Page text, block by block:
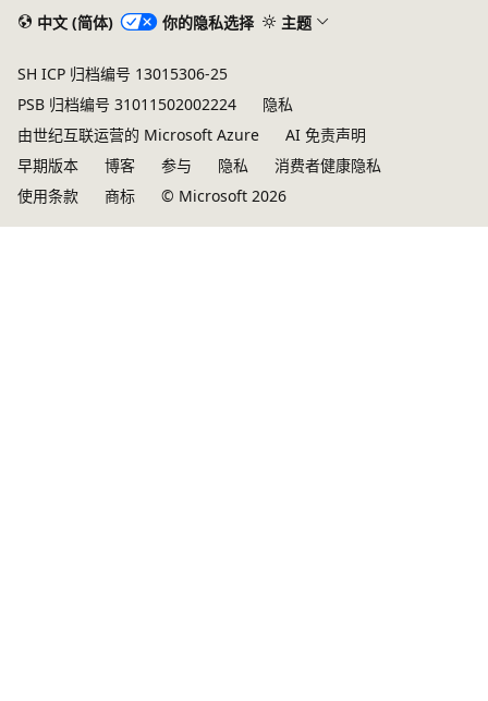
中文 (简体) 你的隐私选择 主题
SH ICP 归档编号 13015306-25
PSB 归档编号 31011502002224
隐私
由世纪互联运营的 Microsoft Azure
AI 免责声明
早期版本
博客 参与 隐私
消费者健康隐私
使用条款
商标 © Microsoft 2026